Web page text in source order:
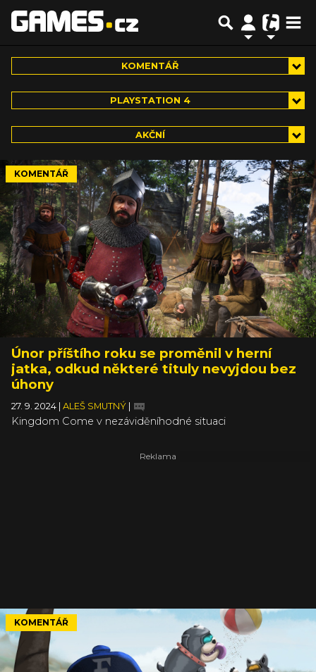
KOMENTÁŘ
PLAYSTATION 4
AKČNÍ
KOMENTÁŘ
Únor příštího roku se proměnil v herní
jatka, odkud některé tituly nevyjdou bez
úhony
27. 9. 2024 ALEŠ SMUTNÝ
Kingdom Come v nezáviděníhodné situaci
KOMENTÁŘ